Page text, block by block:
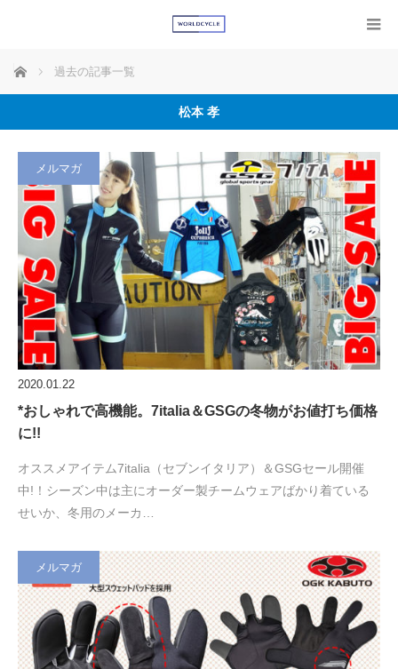
ホーム 過去の記事一覧
松本 孝
メルマガ
2020.01.22
*おしゃれで高機能。7italia＆GSGの冬物がお値打ち価格
に!!
オススメアイテム7italia（セブンイタリア）＆GSGセール開催
中!！シーズン中は主にオーダー製チームウェアばかり着ている
せいか、冬用のメーカ…
メルマガ